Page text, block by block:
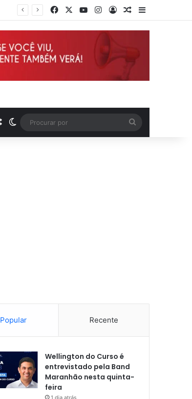
Facebook YouTubeInstagram
EntrarArtigo aleatório
Artigo aleatório
Switch skin
por
Popular Recente
Wellington do Curso é
entrevistado pela Band
Maranhão nesta quinta-
feira
1 dia atrás